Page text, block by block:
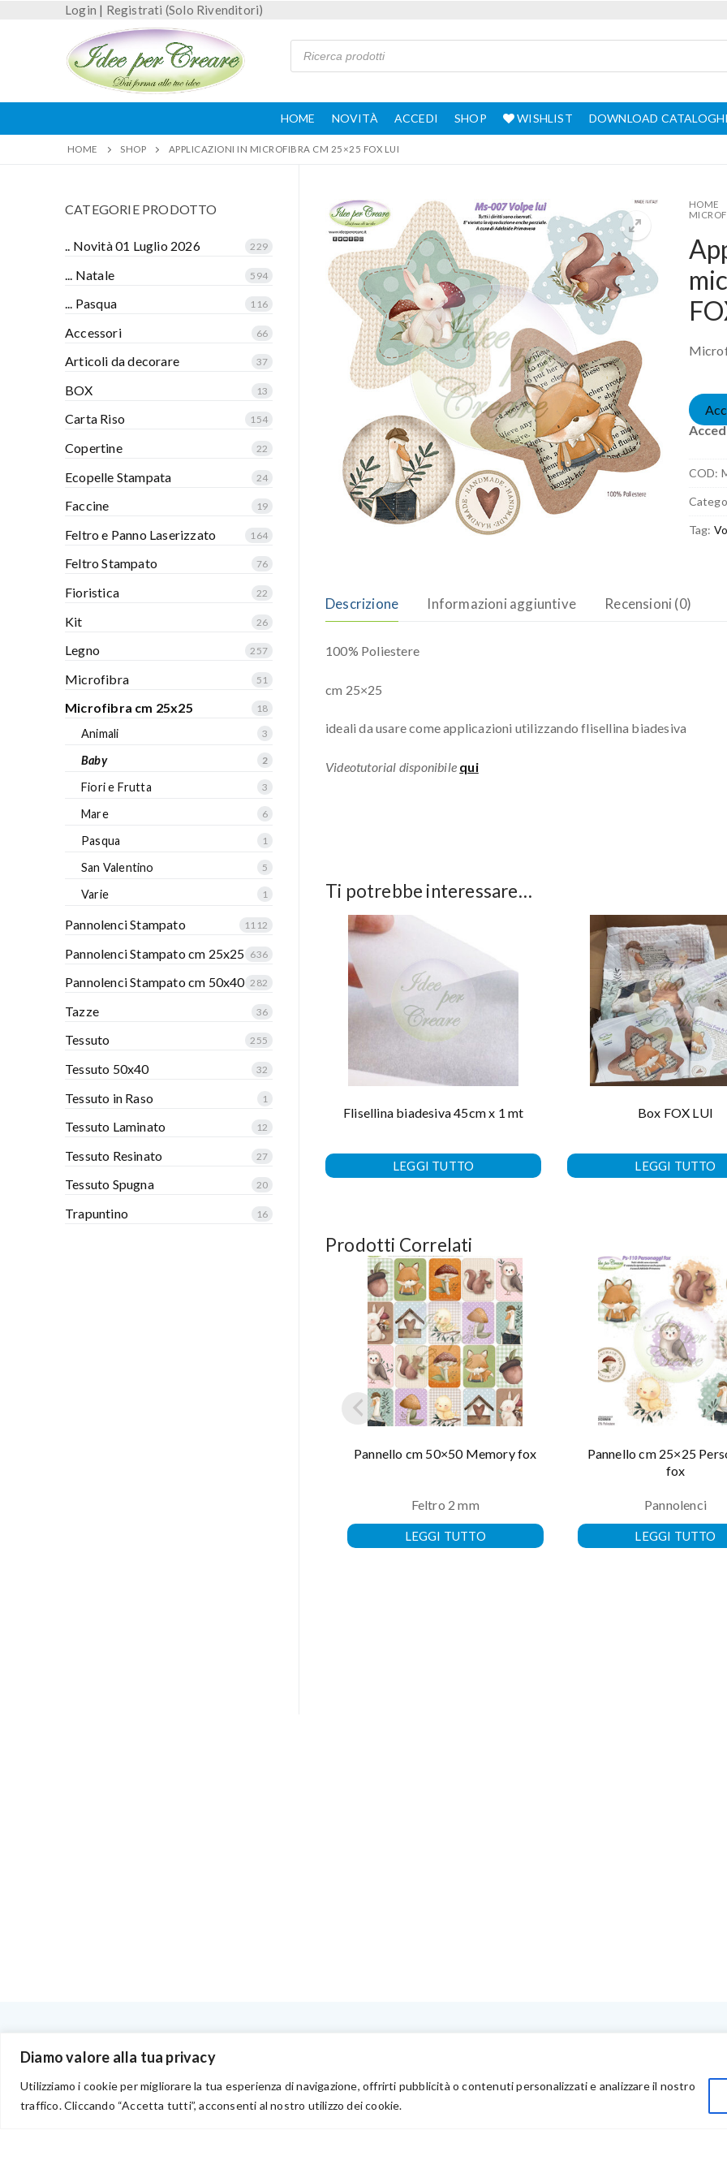
Diamo valore alla tua privacy
Utilizziamo i cookie per migliorare la tua esperienza di navigazione, offrirti pubblicità o contenuti personalizzati e analizzare il nostro
traffico. Cliccando “Accetta tutti”, acconsenti al nostro utilizzo dei cookie.
Login | Registrati (Solo Rivenditori)
HOME NOVITÀ ACCEDI SHOP WISHLIST DOWNLOAD CATALOGHI
HOME SHOP APPLICAZIONI IN MICROFIBRA CM 25×25 FOX LUI
HOME
COD:
Tag:
Descrizione Informazioni aggiuntive Recensioni (0)
100% Poliestere
cm 25×25
ideali da usare come applicazioni utilizzando flisellina biadesiva
Videotutorial disponibile qui
Ti potrebbe interessare…
Flisellina biadesiva 45cm x 1 mt
LEGGI TUTTO
Box FOX LUI
LEGGI TUTTO
Prodotti Correlati
Pannello cm 50×50 Memory fox
Feltro 2 mm
LEGGI TUTTO
Pannello cm 25×25
fox
Pannolenci
LEGGI TUTTO
CATEGORIE PRODOTTO
.. Novità 01 Luglio 2026 229
... Natale 594
... Pasqua 116
Accessori 66
Articoli da decorare 37
BOX 13
Carta Riso 154
Copertine 22
Ecopelle Stampata 24
Faccine 19
Feltro e Panno Laserizzato 164
Feltro Stampato 76
Fioristica 22
Kit 26
Legno 257
Microfibra 51
Microfibra cm 25x25 18
Animali 3
Baby 2
Fiori e Frutta 3
Mare 6
Pasqua 1
San Valentino 5
Varie 1
Pannolenci Stampato 1112
Pannolenci Stampato cm 25x25 636
Pannolenci Stampato cm 50x40 282
Tazze 36
Tessuto 255
Tessuto 50x40 32
Tessuto in Raso 1
Tessuto Laminato 12
Tessuto Resinato 27
Tessuto Spugna 20
Trapuntino 16
Privacy
Chi Siamo